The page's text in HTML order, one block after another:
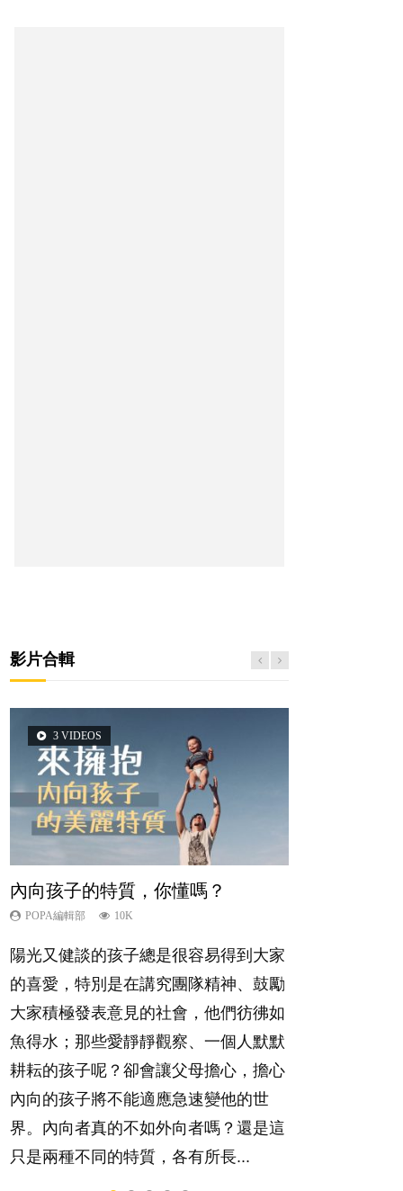
影片合輯
3 VIDEOS
內向孩子的特質，你懂嗎？
POPA編輯部 10K
陽光又健談的孩子總是很容易得到大家
的喜愛，特別是在講究團隊精神、鼓勵
大家積極發表意見的社會，他們彷彿如
魚得水；那些愛靜靜觀察、一個人默默
耕耘的孩子呢？卻會讓父母擔心，擔心
內向的孩子將不能適應急速變他的世
界。內向者真的不如外向者嗎？還是這
只是兩種不同的特質，各有所長...
2 VIDEOS
想孩子學好外語，點做好？
POPA編輯部 9.9K
有人話學多種語言越早開始越好，有人
卻說一時間太多語言，會令孩子感到混
淆，到底誰是誰非？聽聽專家怎樣說，
解開語言學習的迷思～...
6 VIDEOS
孩子能力天注定？
POPA編輯部 7.9K
很多父母都希望孩子係個「叻仔叻
女」，學業別太差，日常自理井井有
條。這樣的孩子是萬中無一，還是魚與
熊掌，不能兼得？...
6 VIDEOS
愛孩子也別忘了愛自己，父母如何
關顧自己的身心靈？
照顧孩子衣食住行、陪同兒女應對功課
測驗，還要陪玩製造親子時間，尚要處
理家中雜項要務……當父母的，有千百
個任務要做。可惜，有一樣重要至極
的，總被遺漏——關注自己的情緒和心
理健康。...
5 VIDEOS
夫妻必看！經營婚姻，沒捷徑
POPA編輯部 22.9K
你是不是也曾經以為只要跟相愛的人結
婚，就自然能走到白頭，但生了孩子卻
發現事情不如你所料？ 經營婚姻，不
如我們想像的簡單，卻也不是大家說得
那麼難。一起來認識婚姻的真相！...